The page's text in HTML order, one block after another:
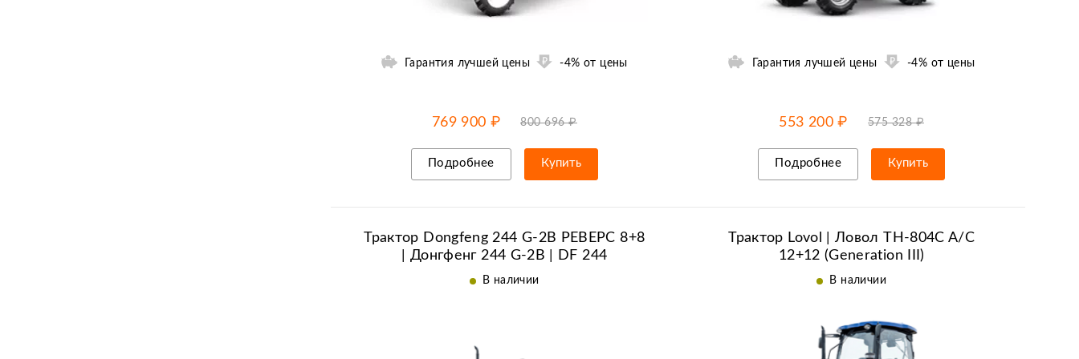
Гарантия лучшей цены -4% от цены
-4% от цены до11.08
769 900 ₽ 800 696 ₽
Подробнее Купить
Гарантия лучшей цены -4% от цены
-4% от цены до09.08
553 200 ₽ 575 328 ₽
Подробнее Купить
Трактор Dongfeng 244 G-2B РЕВЕРС 8+8
| Донгфенг 244 G-2B | DF 244
В наличии
Трактор Lovol | Ловол TH-804C A/C
12+12 (Generation III)
В наличии